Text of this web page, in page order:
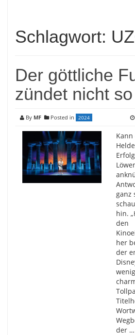
Schlagwort:
Der göttliche
zündet nicht
By MF Posted in 2024
ganz
hin.
den
her
der
der …